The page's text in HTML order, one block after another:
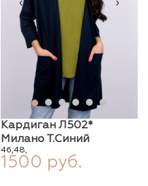
‹ ›
Кардиган Л502*
Милано Т.синий
46,48,
1500 руб.